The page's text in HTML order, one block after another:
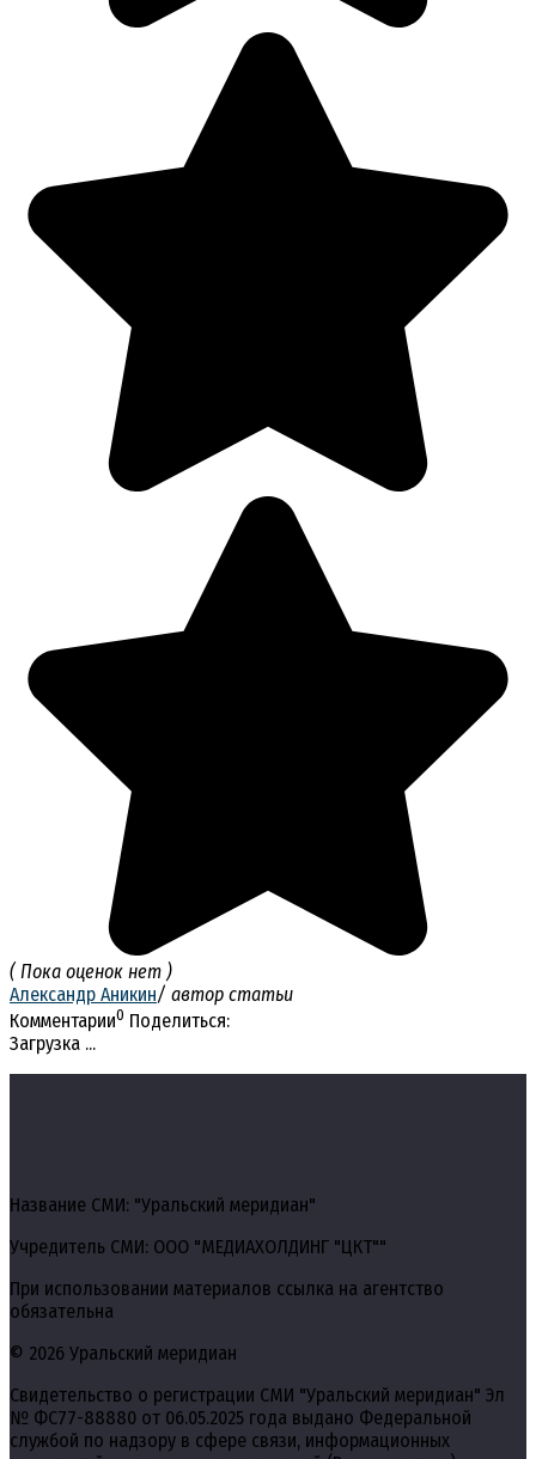
( Пока оценок нет )
Александр Аникин/ автор статьи
Комментарии0 Поделиться:
Загрузка ...
Название СМИ: "Уральский меридиан"
Учредитель СМИ: ООО "МЕДИАХОЛДИНГ "ЦКТ""
При использовании материалов ссылка на агентство
обязательна
© 2026 Уральский меридиан
Свидетельство о регистрации СМИ "Уральский меридиан" Эл
№ ФС77-88880 от 06.05.2025 года выдано Федеральной
службой по надзору в сфере связи, информационных